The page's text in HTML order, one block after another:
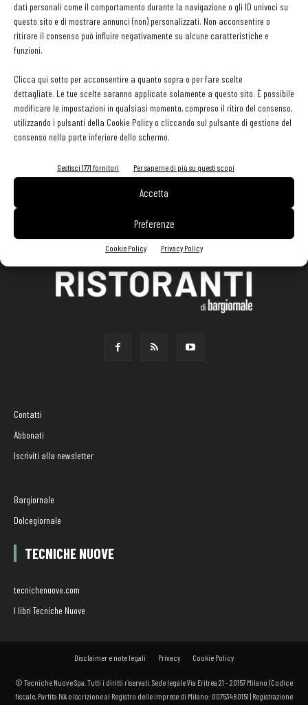
dati personali come il comportamento durante la navigazione o gli ID univoci su
questo sito e di mostrare annunci (non) personalizzati. Non acconsentire o
ritirare il consenso può influire negativamente su alcune caratteristiche e
funzioni.
Clicca qui sotto per acconsentire a quanto sopra o per fare scelte
dettagliate. Le tue scelte saranno applicate solamente a questo sito. È possibile
modificare le impostazioni in qualsiasi momento, compreso il ritiro del consenso,
utilizzando i pulsanti della Cookie Policy o cliccando sul pulsante di gestione del
consenso nella parte inferiore dello schermo.
Gestisci 1771 fornitori Per saperne di più su questi scopi
Accetta
Preferenze
Cookie Policy Privacy Policy
EDICOLA WEB
Contatti
Abbonati
Iscriviti alla newsletter
Bargiornale
Dolcegiornale
TECNICHE NUOVE
tecnichenuove.com
I libri Tecniche Nuove
Disclaimer e note legali Privacy Cookie Policy
© Tecniche Nuove Spa. Tutti i diritti riservati. Sede legale Via Eritrea 21 - 20157 Milano | Codice
fiscale, Partita IVA e Iscrizione al Registro delle imprese di Milano: 00753480151 | Registrazione